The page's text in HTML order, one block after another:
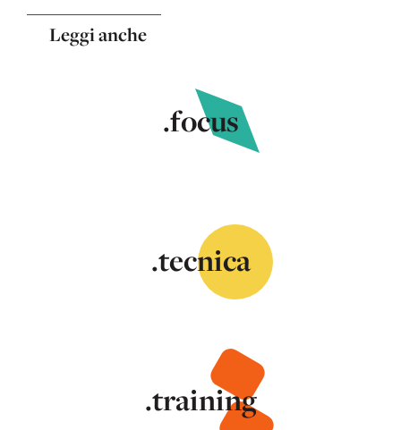
Leggi anche
.focus
.tecnica
.training